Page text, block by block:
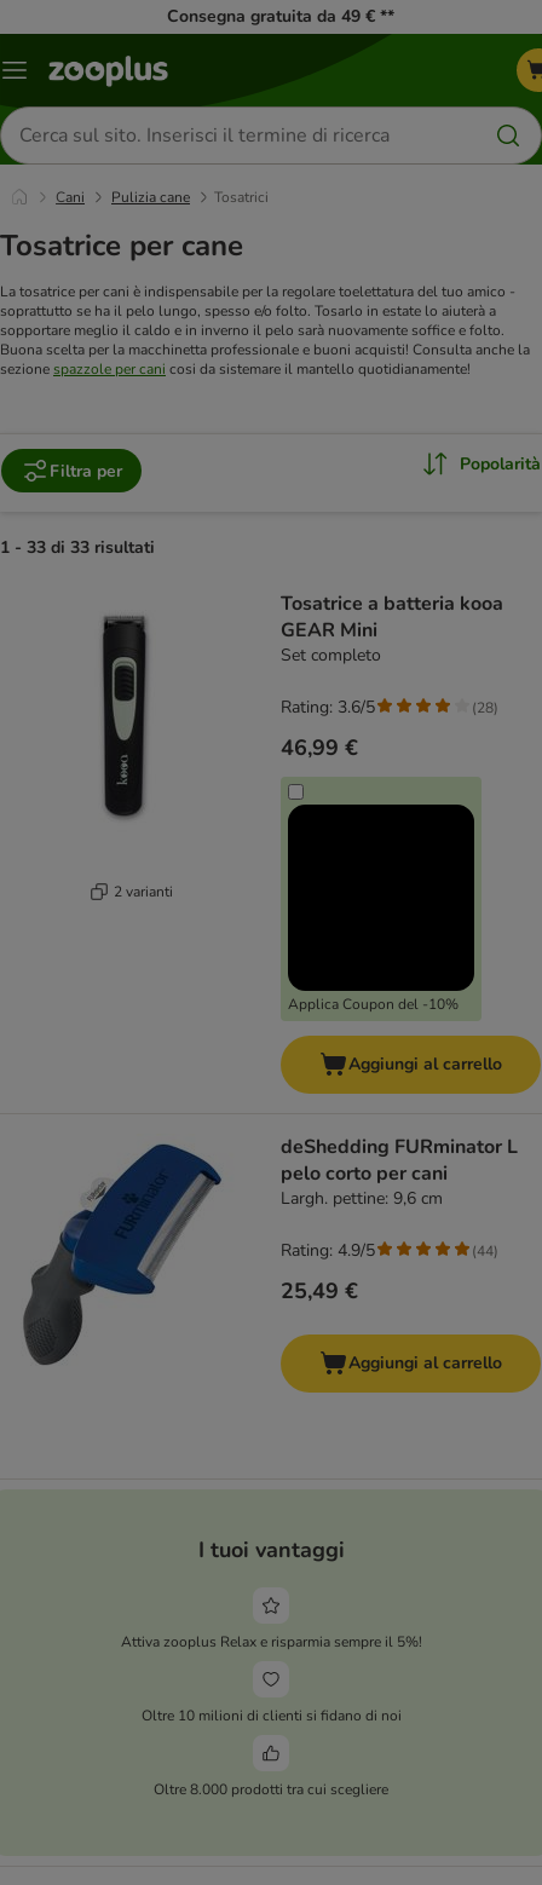
Consegna gratuita da 49 € **
Overview
Cerca
prodotti
Cani Pulizia cane Tosatrici
Tosatrice per cane
La tosatrice per cani è indispensabile per la regolare toelettatura del tuo amico -
soprattutto se ha il pelo lungo, spesso e/o folto. Tosarlo in estate lo aiuterà a
sopportare meglio il caldo e in inverno il pelo sarà nuovamente soffice e folto.
Buona scelta per la macchinetta professionale e buoni acquisti! Consulta anche la
sezionespazzole per cani cosi da sistemare il mantello quotidianamente!
Filtra per Popolarità
1 - 33 di 33 risultati
2 varianti
Tosatrice a batteria kooa
GEAR Mini
Set completo
46,99 €
Applica Coupon del -10%
Rating: 3.6/5 (28)
Aggiungi al carrello
deShedding FURminator L
pelo corto per cani
Largh. pettine: 9,6 cm
25,49 €
Rating: 4.9/5 (44)
Aggiungi al carrello
I tuoi vantaggi
Attiva zooplus Relax e risparmia sempre il 5%!
Oltre 10 milioni di clienti si fidano di noi
Oltre 8.000 prodotti tra cui scegliere